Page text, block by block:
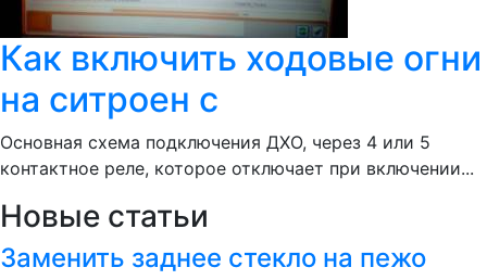
Как включить ходовые огни
на ситроен с
Основная схема подключения ДХО, через 4 или 5
контактное реле, которое отключает при включении...
Новые статьи
Заменить заднее стекло на пежо